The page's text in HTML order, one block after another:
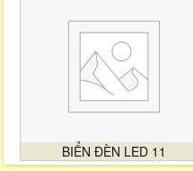
BIỂN ĐÈN LED 11